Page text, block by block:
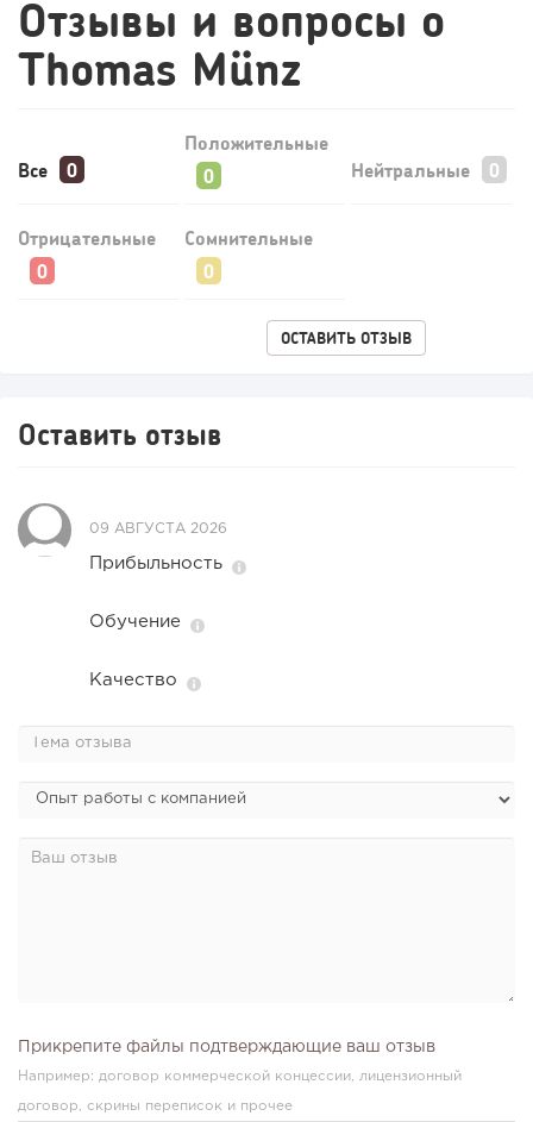
интернет-магазине...
Отзывы и вопросы о
Thomas Münz
Все
Положительные
Нейтральные
Отрицательные Сомнительные
ОСТАВИТЬ ОТЗЫВ
Оставить отзыв
09 АВГУСТА 2026
Прибыльность
Обучение
Качество
Прикрепите файлы подтверждающие ваш отзыв
Например: договор коммерческой концессии, лицензионный
договор, скрины переписок и прочее